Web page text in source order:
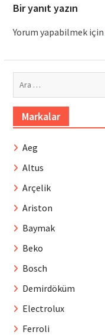
Bir yanıt yazın
Yorum yapabilmek için
Markalar
Aeg
Altus
Arçelik
Ariston
Baymak
Beko
Bosch
Demirdöküm
Electrolux
Ferroli